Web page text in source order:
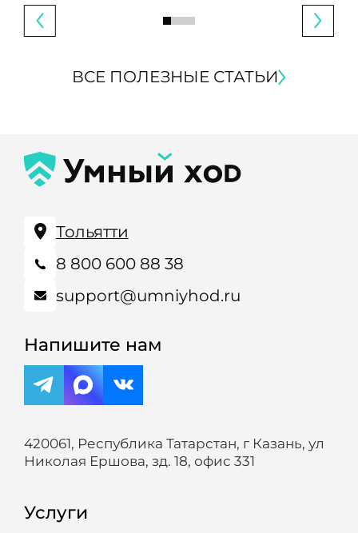
ВСЕ ПОЛЕЗНЫЕ СТАТЬИ
Тольятти
8 800 600 88 38
support@umniyhod.ru
Напишите нам
420061, Республика Татарстан, г Казань, ул
Николая Ершова, зд. 18, офис 331
Услуги